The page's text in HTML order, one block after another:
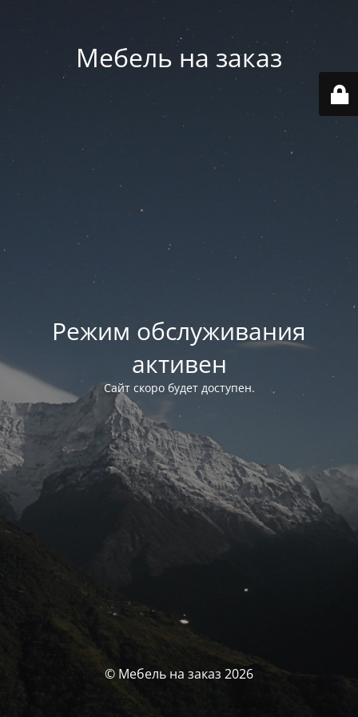
Мебель на заказ
Режим обслуживания
активен
Сайт скоро будет доступен.
© Мебель на заказ 2026